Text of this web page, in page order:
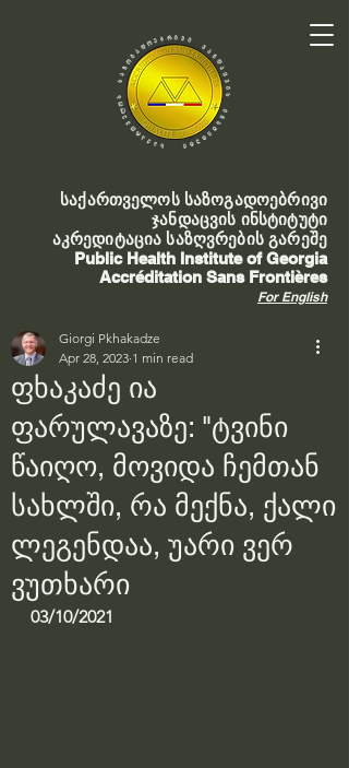
საქართველოს საზოგადოებრივი
ჯანდაცვის ინსტიტუტი
აკრედიტაცია საზღვრების გარეშე
Public Health Institute of Georgia
Accréditation Sans Frontières
For English
ფხაკაძე ია
ფარულავაზე: "ტვინი
წაიღო, მოვიდა ჩემთან
სახლში, რა მექნა, ქალი
ლეგენდაა, უარი ვერ
ვუთხარი
Giorgi Pkhakadze
Apr 28, 2023 1 min read
03/10/2021